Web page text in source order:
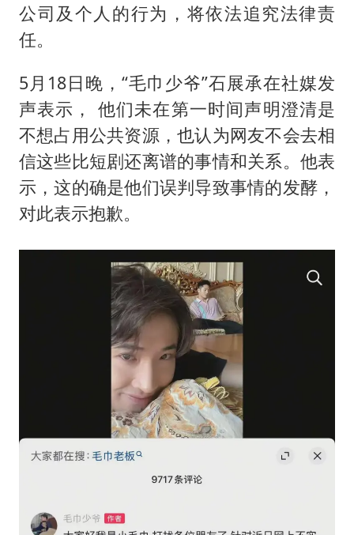
公司及个人的行为，将依法追究法律责
任。
5月18日晚，“毛巾少爷”石展承在社媒发
声表示， 他们未在第一时间声明澄清是
不想占用公共资源，也认为网友不会去相
信这些比短剧还离谱的事情和关系。他表
示，这的确是他们误判导致事情的发酵，
对此表示抱歉。